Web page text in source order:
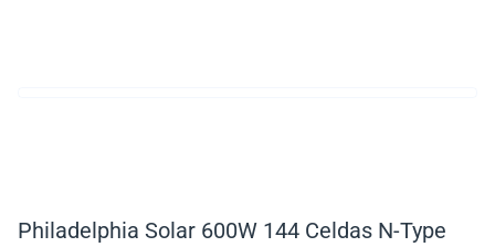
Philadelphia Solar 600W 144 Celdas N-Type